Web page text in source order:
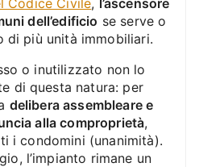
Codice Civile, l’ascensore
dell’edificio se serve o
di più unità immobiliari.
o inutilizzato non lo
di questa natura: per
delibera assembleare e
alla comproprietà,
i condomini (unanimità).
l’impianto rimane un